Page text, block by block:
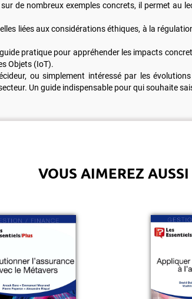
de nombreux exemples concrets, il permet au
liées aux considérations éthiques, à la
pratique pour appréhender les impacts
Objets (IoT).
ou simplement intéressé par les
Un guide indispensable pour qui souhaite
VOUS AIMEREZ AUSSI